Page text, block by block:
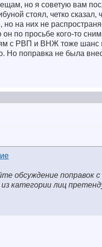
но я советую вам
стоял, четко сказал,
на них не
по просьбе кого-то
с РВП и ВНЖ тоже шанс
Но поправка не была
обсуждение поправок
категории лиц